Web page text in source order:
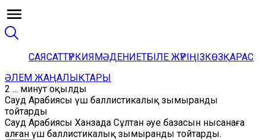
САЯСАТТҮРКИЯМӘДЕНИЕТБІЛЕ ЖҮРІҢІЗКӨЗҚАРАС
ӘЛЕМ ЖАҢАЛЫҚТАРЫ
2 ... минут оқылды
Сауд Арабиясы үш баллистикалық зымыранды
тойтарды
Сауд Арабиясы Ханзада Сұлтан әуе базасын нысанаға
алған үш баллистикалық зымыранды тойтарды.